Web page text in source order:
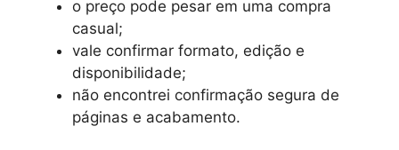
o preço pode pesar em uma compra
casual;
vale confirmar formato, edição e
disponibilidade;
não encontrei confirmação segura de
páginas e acabamento.